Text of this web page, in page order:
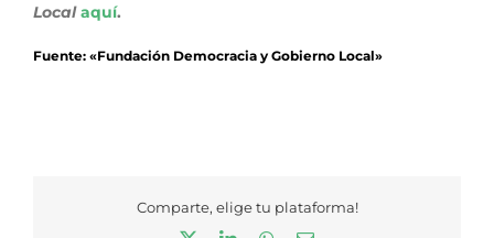
Local aquí.
Fuente: «Fundación Democracia y Gobierno Local»
Comparte, elige tu plataforma!